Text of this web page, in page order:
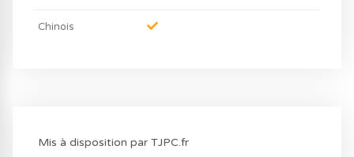
Chinois
Mis à disposition par TJPC.fr